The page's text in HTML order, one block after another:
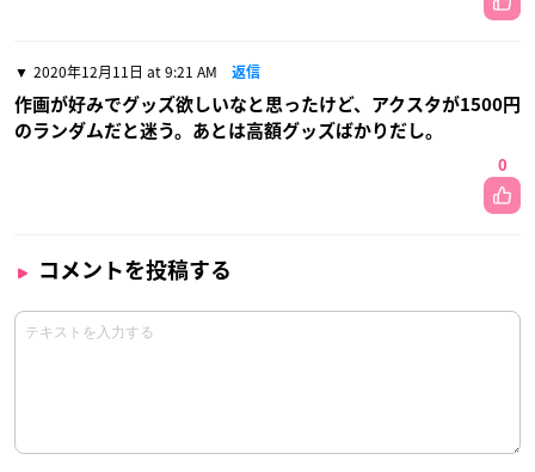
2020年12月11日 at 9:21 AM 返信
作画が好みでグッズ欲しいなと思ったけど、アクスタが1500円
のランダムだと迷う。あとは高額グッズばかりだし。
0
コメントを投稿する